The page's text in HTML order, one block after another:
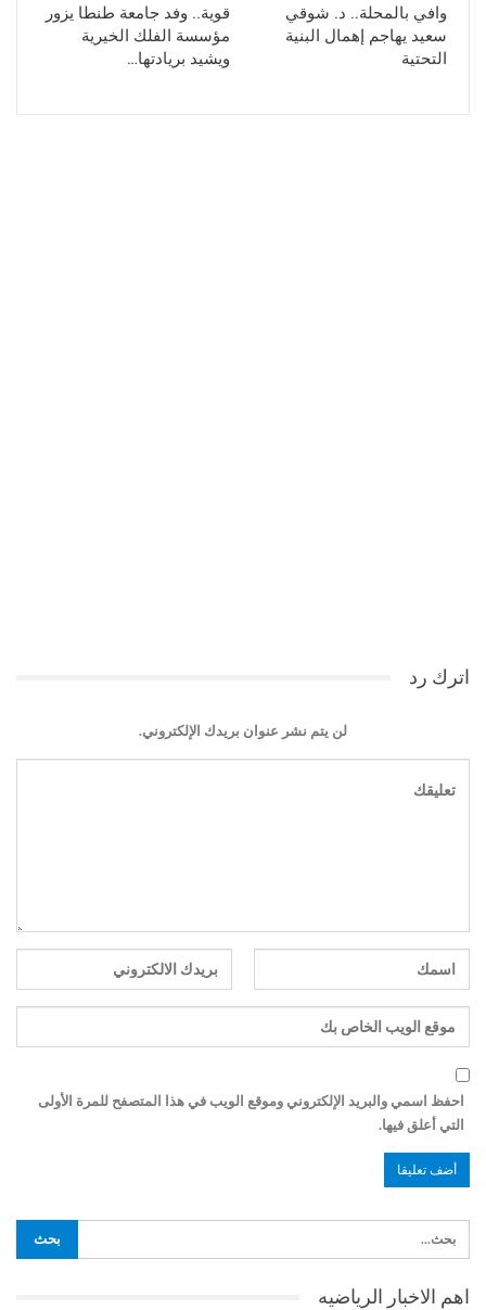
وافي بالمحلة.. د. شوقي
سعيد يهاجم إهمال البنية
التحتية
قوية.. وفد جامعة طنطا يزور
مؤسسة الفلك الخيرية
ويشيد بريادتها…
اترك رد
لن يتم نشر عنوان بريدك الإلكتروني.
احفظ اسمي والبريد الإلكتروني وموقع الويب في هذا المتصفح للمرة الأولى
التي أعلق فيها.
اهم الاخبار الرياضيه